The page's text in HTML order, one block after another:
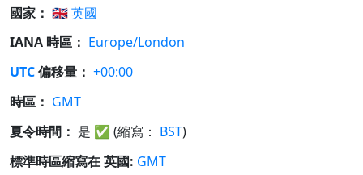
國家： 🇬🇧英國
IANA 時區： Europe/London
UTC偏移量： +00:00
時區： GMT
夏令時間： 是 ✅ (縮寫： BST)
標準時區縮寫在 英國: GMT